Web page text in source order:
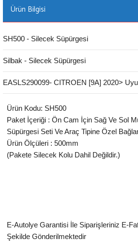
Ürün Bilgisi
SH500 - Silecek Süpürgesi
Silbak - Silecek Süpürgesi
EASLS290099- CITROEN [9A] 2020>
Ürün Kodu: SH500
Paket İçeriği : Ön Cam İçin Sağ Ve Sol
Süpürgesi Seti Ve Araç Tipine Özel
Ürün Ölçüleri : 500mm
(Pakete Silecek Kolu Dahil Değildir.)
E-Autolye Garantisi İle Siparişleriniz E-
Şekilde Gönderilmektedir